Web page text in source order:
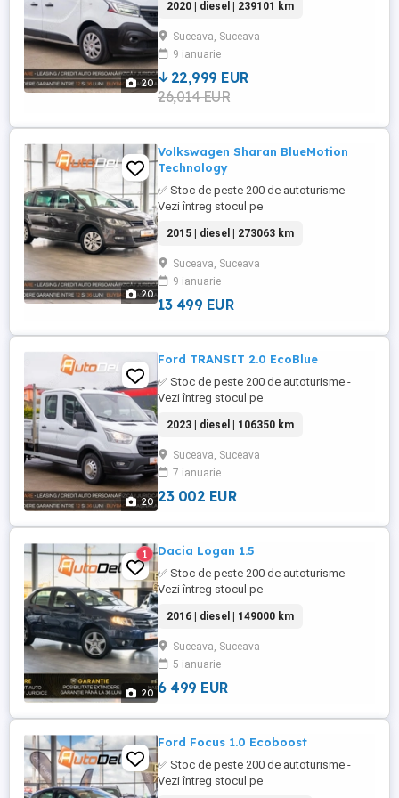
20
Trafic /// * Culoare : Alb Metalizat * Km= >
100% reali & verificabili * An fabricatie:
2020 * Data primei înmatriculări: iulie 2020
* Putere motor: 145 CP * Combustibil:
Diesel * Cutie viteze ...
2020 | diesel | 239101 km
Suceava, Suceava
9 ianuarie
22,999 EUR
26,014 EUR
20
Volkswagen Sharan BlueMotion
Technology
✅ Stoc de peste 200 de autoturisme -
Vezi întreg stocul pe
Volkswagen Sharan BlueMotion
Technology /// * Culoare : Maro Metalizat
* Km= 273063 > 100% reali & verificabili *
An fabricatie: 2015 * Data primei
înmatriculări: decembrie 2015 * Putere
2015 | diesel | 273063 km
Suceava, Suceava
9 ianuarie
13 499 EUR
20
Ford TRANSIT 2.0 EcoBlue
✅ Stoc de peste 200 de autoturisme -
Vezi întreg stocul pe
TRANSIT 2.0 EcoBlue /// * Culoare : Alb
Metalizat * Km= 106350 > 100% reali &
verificabili * An fabricatie: 2023 * Data
primei înmatriculări: ianuarie 2023 * Putere
motor: 130 CP * Combustibil: Diesel * ...
2023 | diesel | 106350 km
Suceava, Suceava
7 ianuarie
23 002 EUR
20
1 Dacia Logan 1.5
✅ Stoc de peste 200 de autoturisme -
Vezi întreg stocul pe
Logan /// * Culoare : Albastru Metalizat *
Km= > 100% reali & verificabili * An
fabricatie: 2016 * Data primei înmatriculări:
ianuarie 2016 * Putere motor: 75 CP *
Combustibil: Diesel * Cutie viteze ...
2016 | diesel | 149000 km
Suceava, Suceava
5 ianuarie
6 499 EUR
Ford Focus 1.0 Ecoboost
✅ Stoc de peste 200 de autoturisme -
Vezi întreg stocul pe